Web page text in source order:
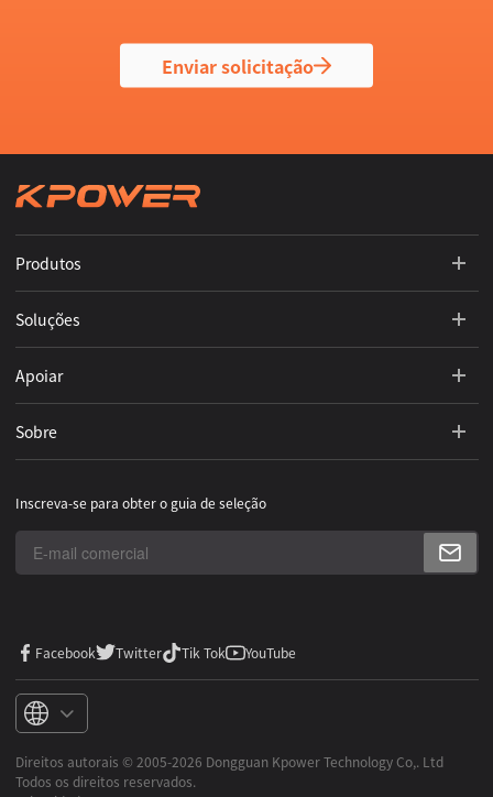
Enviar solicitação
Produtos
Soluções
Apoiar
Sobre
Inscreva-se para obter o guia de seleção
Facebook Twitter Tik Tok YouTube
Direitos autorais ©️ 2005-2026 Dongguan Kpower Technology Co,. Ltd
Todos os direitos reservados.